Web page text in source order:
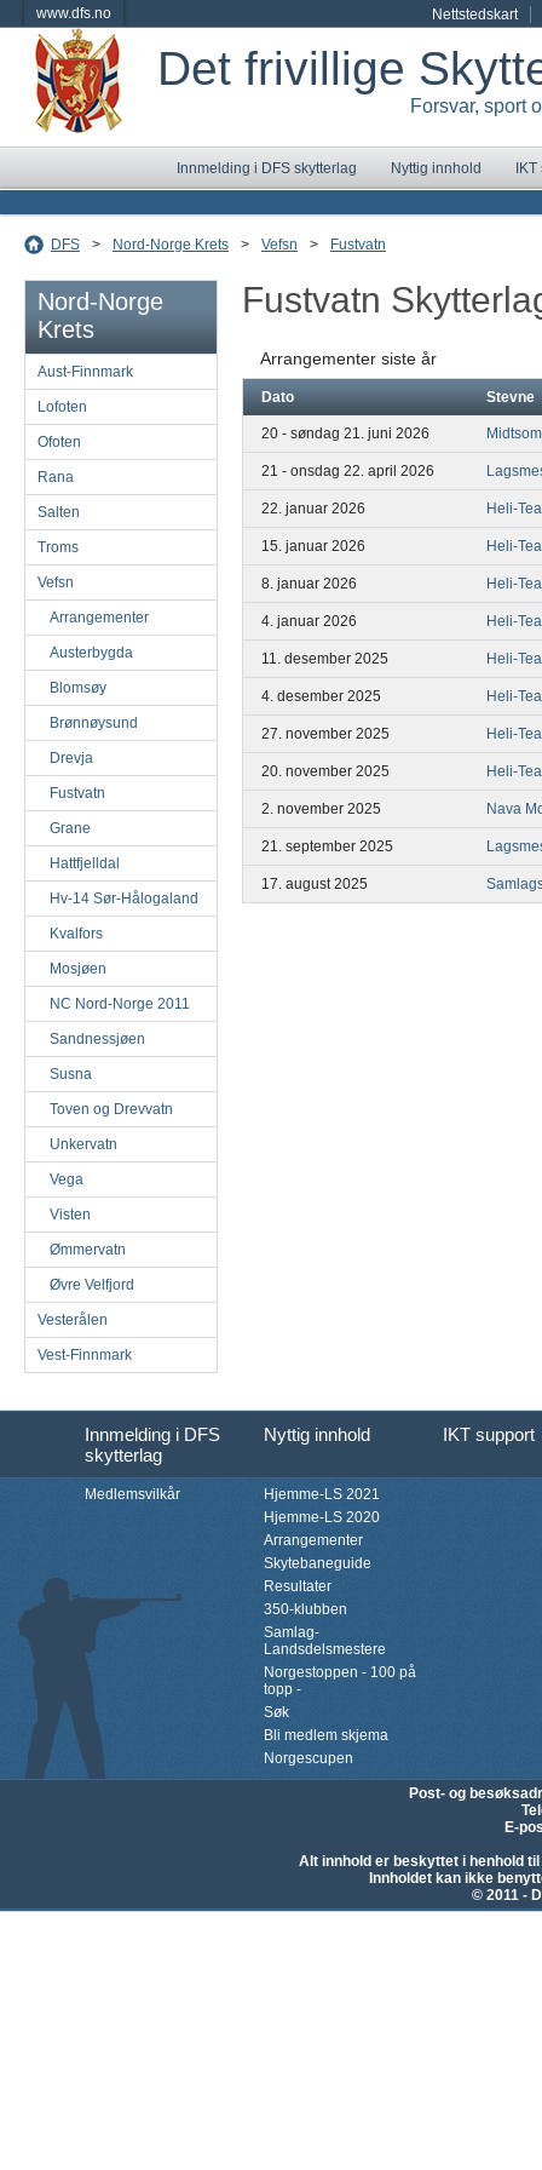
www.dfs.no Nettstedskart
Det frivillige
Forsvar, sport
Innmelding i DFS skytterlag Nyttig innhold
DFS > Nord-Norge Krets > Vefsn > Fustvatn
Nord-Norge
Krets
Aust-Finnmark
Lofoten
Ofoten
Rana
Salten
Troms
Vefsn
Arrangementer
Austerbygda
Blomsøy
Brønnøysund
Drevja
Fustvatn
Grane
Hattfjelldal
Hv-14 Sør-Hålogaland
Kvalfors
Mosjøen
NC Nord-Norge 2011
Sandnessjøen
Susna
Toven og Drevvatn
Unkervatn
Vega
Visten
Ømmervatn
Øvre Velfjord
Vesterålen
Vest-Finnmark
Fustvatn
Arrangementer siste år
Dato Stevne
20 - søndag 21. juni 2026
21 - onsdag 22. april 2026
22. januar 2026 Heli-
15. januar 2026 Heli-
8. januar 2026 Heli-
4. januar 2026 Heli-
11. desember 2025 Heli-
4. desember 2025 Heli-
27. november 2025 Heli-
20. november 2025 Heli-
2. november 2025 Nava
21. september 2025
17. august 2025
Innmelding i DFS
skytterlag
Nyttig innhold IKT support
Medlemsvilkår
Hjemme-LS 2021
Hjemme-LS 2020
Arrangementer
Skytebaneguide
Resultater
350-klubben
Samlag-
Landsdelsmestere
Norgestoppen - 100 på
topp -
Søk
Bli medlem skjema
Norgescupen
Post- og
E-
Alt innhold er beskyttet i henhold
Innholdet kan ikke
© 2011 -